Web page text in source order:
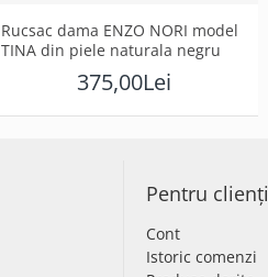
Rucsac dama ENZO NORI model
TINA din piele naturala negru
375,00Lei
Pentru clienți
Cont
Istoric comenzi